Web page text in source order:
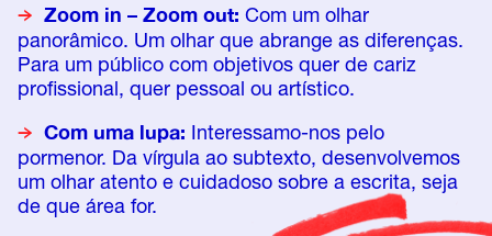
Zoom in – Zoom out: Com um olhar
panorâmico. Um olhar que abrange as diferenças.
Para um público com objetivos quer de cariz
profissional, quer pessoal ou artístico.
Com uma lupa: Interessamo-nos pelo
pormenor. Da vírgula ao subtexto, desenvolvemos
um olhar atento e cuidadoso sobre a escrita, seja
de que área for.